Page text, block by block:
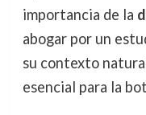
importancia de la
abogar por un
su contexto
esencial para la